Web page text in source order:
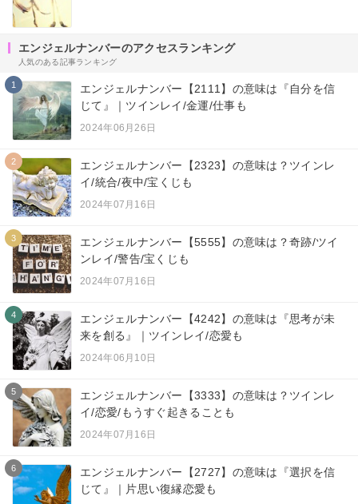
エンジェルナンバーのアクセスランキング
人気のある記事ランキング
1
エンジェルナンバー【2111】の意味は『自分を信
じて』｜ツインレイ/金運/仕事も
2024年06月26日
2
エンジェルナンバー【2323】の意味は？ツインレ
イ/統合/夜中/宝くじも
2024年07月16日
3
エンジェルナンバー【5555】の意味は？奇跡/ツイ
ンレイ/警告/宝くじも
2024年07月16日
4
エンジェルナンバー【4242】の意味は『思考が未
来を創る』｜ツインレイ/恋愛も
2024年06月10日
5
エンジェルナンバー【3333】の意味は？ツインレ
イ/恋愛/もうすぐ起きることも
2024年07月16日
6
エンジェルナンバー【2727】の意味は『選択を信
じて』｜片思い復縁恋愛も